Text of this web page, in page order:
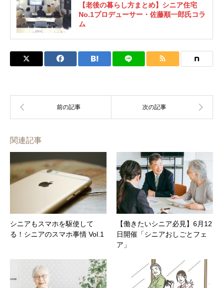
【老後の暮らし方まとめ】シニア住宅
No.1プロデューサー・佐藤順一郎氏コラ
ム
関連記事
シニアもスマホを駆使して
る！シニアのスマホ事情 Vol.1
【働きたいシニア必見】6月12
日開催「シニアおしごとフェ
ア」